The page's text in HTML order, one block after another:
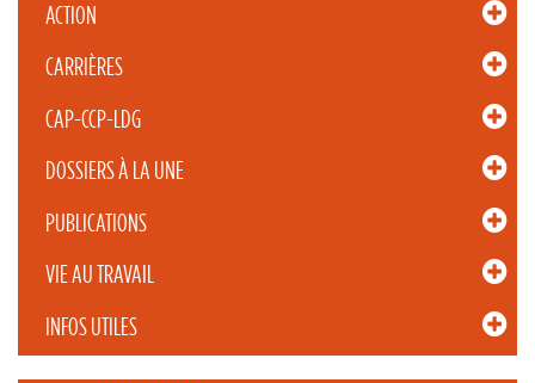
ACTION
CARRIÈRES
CAP-CCP-LDG
DOSSIERS À LA UNE
PUBLICATIONS
VIE AU TRAVAIL
INFOS UTILES